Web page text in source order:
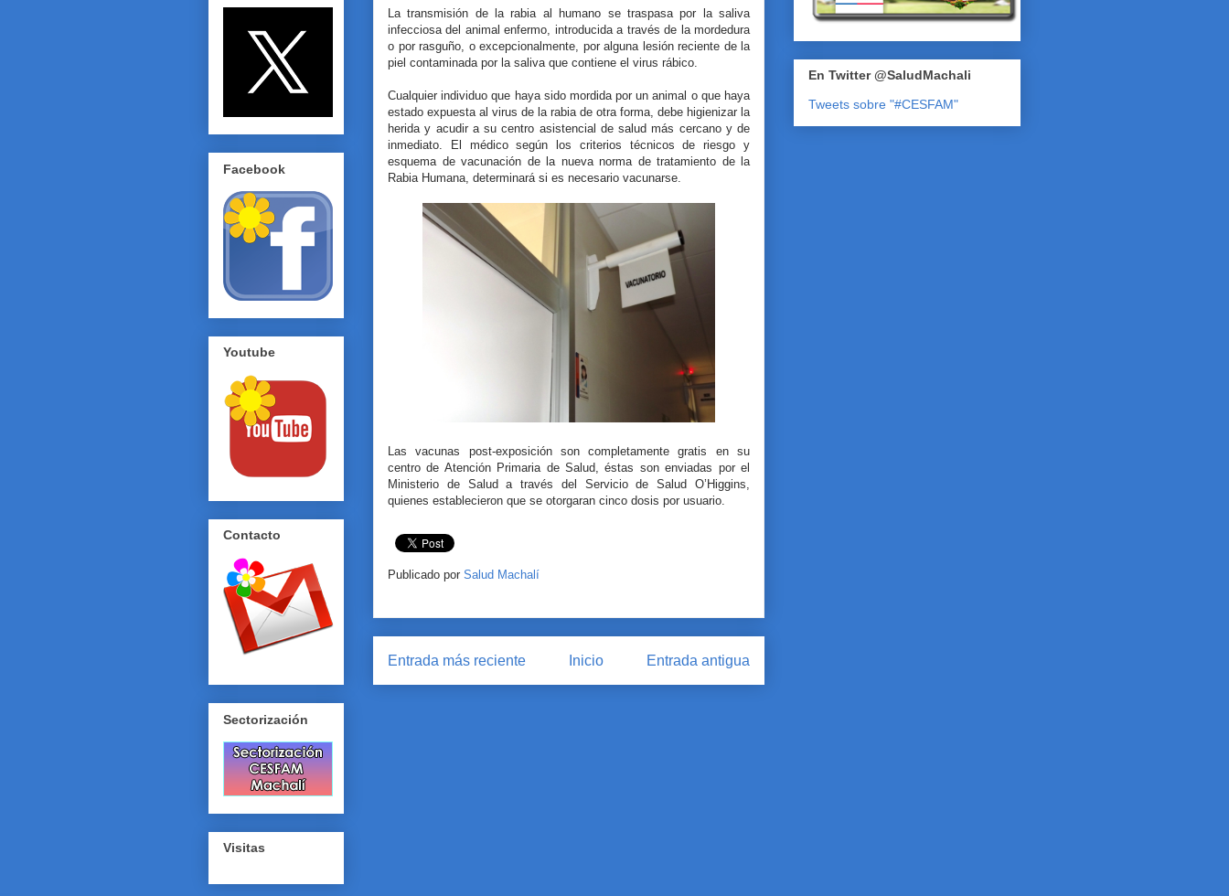
La transmisión de la rabia al humano se traspasa por la saliva
infecciosa del animal enfermo, introducida a través de la mordedura
o por rasguño, o excepcionalmente, por alguna lesión reciente de la
piel contaminada por la saliva que contiene el virus rábico.
Cualquier individuo que haya sido mordida por un animal o que haya
estado expuesta al virus de la rabia de otra forma, debe higienizar la
herida y acudir a su centro asistencial de salud más cercano y de
inmediato. El médico según los criterios técnicos de riesgo y
esquema de vacunación de la nueva norma de tratamiento de la
Rabia Humana, determinará si es necesario vacunarse.
Las vacunas post-exposición son completamente gratis en su
centro de Atención Primaria de Salud, éstas son enviadas por el
Ministerio de Salud a través del Servicio de Salud O’Higgins,
quienes establecieron que se otorgaran cinco dosis por usuario.
Publicado por Salud Machalí
Entrada más reciente Entrada antigua
Inicio
Facebook
Youtube
Contacto
Sectorización
Visitas
En Twitter @SaludMachali
Tweets sobre "#CESFAM"